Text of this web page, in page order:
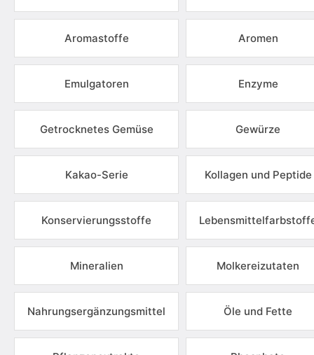
Aromastoffe Aromen
Emulgatoren Enzyme
Getrocknetes Gemüse Gewürze
Kakao-Serie Kollagen und Peptide
Konservierungsstoffe
Mineralien Molkereizutaten
Nahrungsergänzungsmittel Öle und Fette